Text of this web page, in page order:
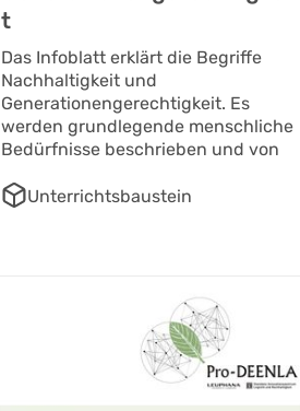
t
Das Infoblatt erklärt die Begriffe
Nachhaltigkeit und
Generationengerechtigkeit. Es
werden grundlegende menschliche
Bedürfnisse beschrieben und von
Unterrichtsbaustein